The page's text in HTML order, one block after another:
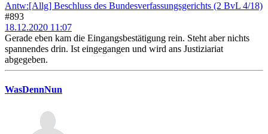
Antw:[Allg] Beschluss des Bundesverfassungsgerichts (2 BvL 4/18)
#893
18.12.2020 11:07
Gerade eben kam die Eingangsbestätigung rein. Steht aber nichts
spannendes drin. Ist eingegangen und wird ans Justiziariat
abgegeben.
WasDennNun